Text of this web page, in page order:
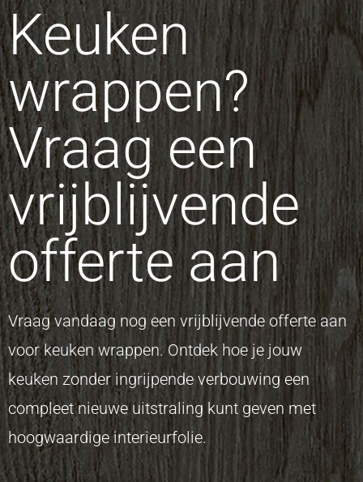
Keuken
wrappen?
Vraag een
vrijblijvende
offerte aan
Vraag vandaag nog een vrijblijvende offerte aan
voor keuken wrappen. Ontdek hoe je jouw
keuken zonder ingrijpende verbouwing een
compleet nieuwe uitstraling kunt geven met
hoogwaardige interieurfolie.